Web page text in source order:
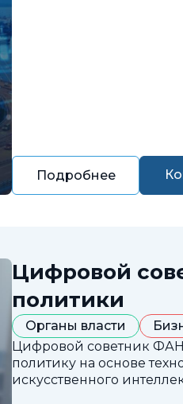
Подробнее
Цифровой
политики
Органы власти
Цифровой советник
политику на основе
искусственного